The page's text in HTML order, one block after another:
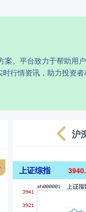
。平台致力于帮助用
行情资讯，助力投资
沪
上证综指